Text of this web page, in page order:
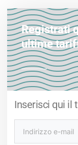
Registrati
ultime
Inserisci qui il